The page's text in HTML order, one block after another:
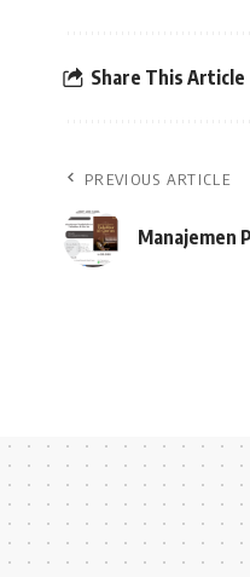
Share This Article
PREVIOUS ARTICLE
Manajemen